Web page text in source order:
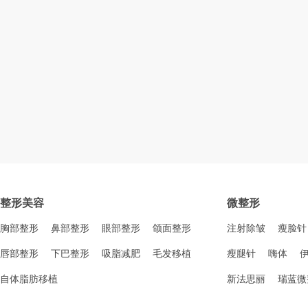
整形美容
胸部整形 鼻部整形 眼部整形 颌面整形
唇部整形 下巴整形 吸脂减肥 毛发移植
自体脂肪移植
微整形
注射除皱 瘦脸针
瘦腿针 嗨体
新法思丽 瑞蓝